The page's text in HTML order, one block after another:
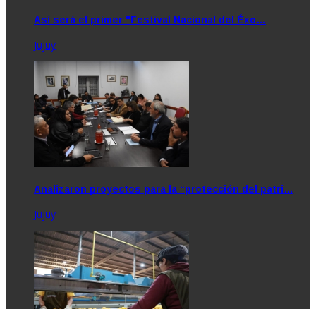
Así será el primer "Festival Nacional del Éxo…
Jujuy
Analizaron proyectos para la “protección del patri…
Jujuy